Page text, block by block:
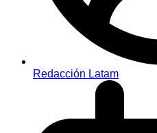
Redacción Latam